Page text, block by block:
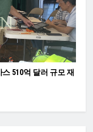
510억 달러 규모 재